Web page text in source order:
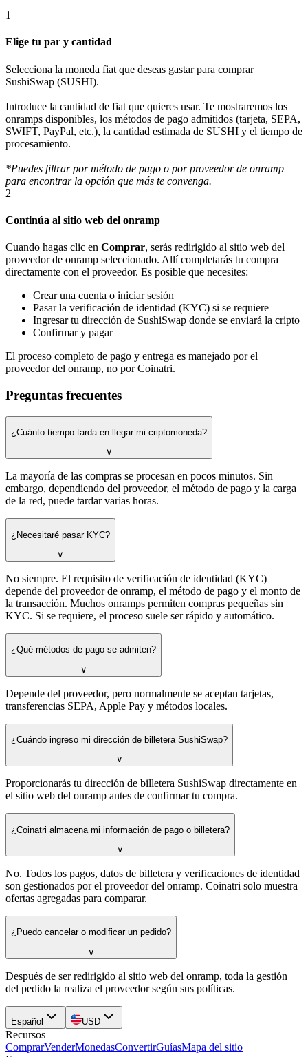
1
Elige tu par y cantidad
Selecciona la moneda fiat que deseas gastar para comprar
SushiSwap (SUSHI).
Introduce la cantidad de fiat que quieres usar. Te mostraremos los
onramps disponibles, los métodos de pago admitidos (tarjeta, SEPA,
SWIFT, PayPal, etc.), la cantidad estimada de SUSHI y el tiempo de
procesamiento.
*Puedes filtrar por método de pago o por proveedor de onramp
para encontrar la opción que más te convenga.
2
Continúa al sitio web del onramp
Cuando hagas clic en Comprar, serás redirigido al sitio web del
proveedor de onramp seleccionado. Allí completarás tu compra
directamente con el proveedor. Es posible que necesites:
Crear una cuenta o iniciar sesión
Pasar la verificación de identidad (KYC) si se requiere
Ingresar tu dirección de SushiSwap donde se enviará la cripto
Confirmar y pagar
El proceso completo de pago y entrega es manejado por el
proveedor del onramp, no por Coinatri.
Preguntas frecuentes
¿Cuánto tiempo tarda en llegar mi criptomoneda?
∨
La mayoría de las compras se procesan en pocos minutos. Sin
embargo, dependiendo del proveedor, el método de pago y la carga
de la red, puede tardar varias horas.
¿Necesitaré pasar KYC?
∨
No siempre. El requisito de verificación de identidad (KYC)
depende del proveedor de onramp, el método de pago y el monto de
la transacción. Muchos onramps permiten compras pequeñas sin
KYC. Si se requiere, el proceso suele ser rápido y automático.
¿Qué métodos de pago se admiten?
∨
Depende del proveedor, pero normalmente se aceptan tarjetas,
transferencias SEPA, Apple Pay y métodos locales.
¿Cuándo ingreso mi dirección de billetera SushiSwap?
∨
Proporcionarás tu dirección de billetera SushiSwap directamente en
el sitio web del onramp antes de confirmar tu compra.
¿Coinatri almacena mi información de pago o billetera?
∨
No. Todos los pagos, datos de billetera y verificaciones de identidad
son gestionados por el proveedor del onramp. Coinatri solo muestra
ofertas agregadas para comparar.
¿Puedo cancelar o modificar un pedido?
∨
Después de ser redirigido al sitio web del onramp, toda la gestión
del pedido la realiza el proveedor según sus políticas.
Español USD
Recursos
ComprarVenderMonedasConvertirGuíasMapa del sitio